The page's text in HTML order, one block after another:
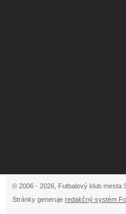
© 2006 - 2026, Futbalový klub mesta
Stránky generuje redakčný systém